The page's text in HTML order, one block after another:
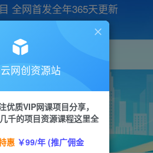
全网首发全年365天更新
短视频 剪辑 会员
网创资源站
优质VIP网课项目分享，
千的项目资源课程这里全
惠 ￥99/年 (推广佣金